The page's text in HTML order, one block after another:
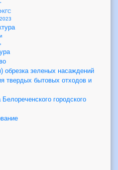
обрезка зеленых насаждений
твердых бытовых отходов и
городского